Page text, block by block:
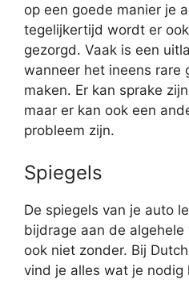
op een goede manier je
tegelijkertijd wordt er
gezorgd. Vaak is een
wanneer het ineens rare
maken. Er kan sprake
maar er kan ook een
probleem zijn.
Spiegels
De spiegels van je auto
bijdrage aan de
ook niet zonder. Bij
vind je alles wat je nodig